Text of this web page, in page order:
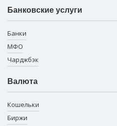
Банковские услуги
Банки
МФО
Чарджбэк
Валюта
Кошельки
Биржи